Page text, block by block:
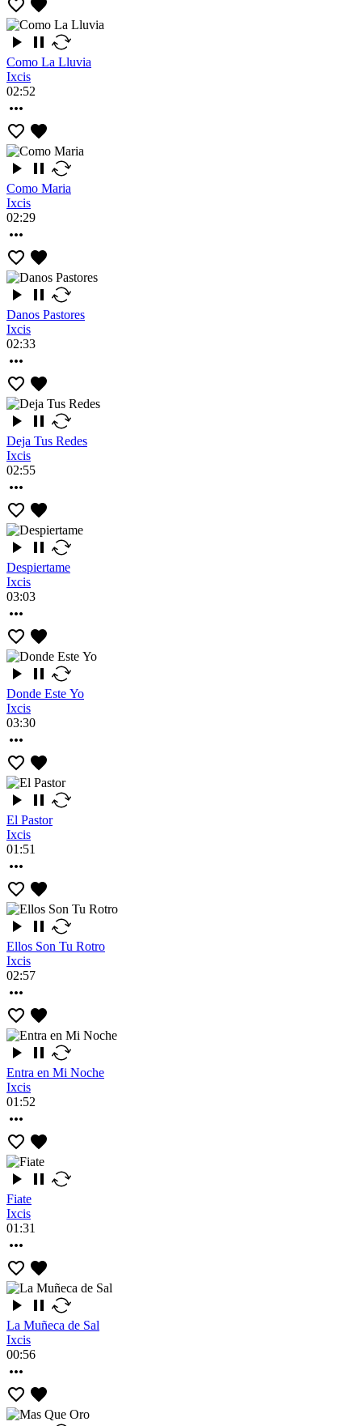
Como La Lluvia
Ixcis
02:52
Como Maria
Ixcis
02:29
Danos Pastores
Ixcis
02:33
Deja Tus Redes
Ixcis
02:55
Despiertame
Ixcis
03:03
Donde Este Yo
Ixcis
03:30
El Pastor
Ixcis
01:51
Ellos Son Tu Rotro
Ixcis
02:57
Entra en Mi Noche
Ixcis
01:52
Fiate
Ixcis
01:31
La Muñeca de Sal
Ixcis
00:56